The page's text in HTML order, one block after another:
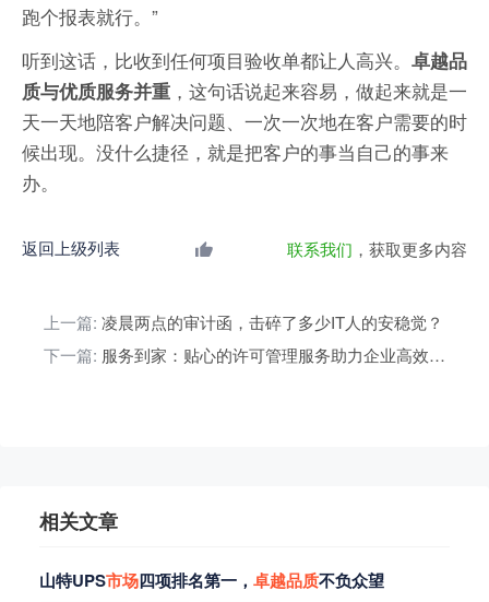
跑个报表就行。”
听到这话，比收到任何项目验收单都让人高兴。 卓越品
质与优质服务并重 ，这句话说起来容易，做起来就是一
天一天地陪客户解决问题、一次一次地在客户需要的时
候出现。没什么捷径，就是把客户的事当自己的事来
办。
返回上级列表 联系我们 ，获取更多内容
上一篇: 凌晨两点的审计函，击碎了多少IT人的安稳觉？
下一篇:
服务到家：贴心的许可管理服务助力企业高效运营
相关文章
山特UPS市场四项排名第一， 卓越品质不负众望